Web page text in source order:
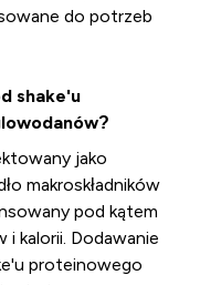
do potrzeb
shake'u
jako
makroskładników
pod kątem
i kalorii. Dodawanie
proteinowego